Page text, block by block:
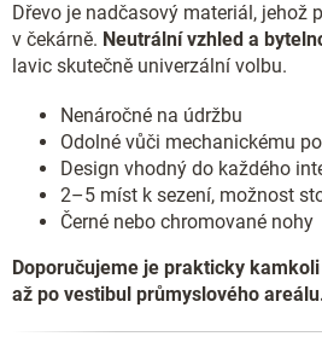
Dřevo je nadčasový materiál, jehož
v čekárně. Neutrální vzhled a
lavic skutečně univerzální volbu.
Nenáročné na údržbu
Odolné vůči mechanickému
Design vhodný do každého
2–5 míst k sezení, možnost
Černé nebo chromované nohy
Doporučujeme je prakticky
až po vestibul průmyslového